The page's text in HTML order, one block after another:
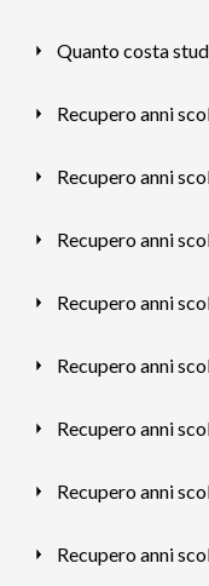
Quanto costa
Recupero anni
Recupero anni
Recupero anni
Recupero anni
Recupero anni
Recupero anni
Recupero anni
Recupero anni